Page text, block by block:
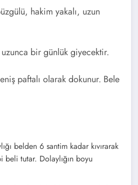
hakim yakalı, uzun
uzunca bir günlük giyecektir.
paftalı olarak dokunur. Bele
belden 6 santim kadar kıvırarak
beli tutar. Dolaylığın boyu
Canlı
Mobe
se
raları
İzle
Mobese
Rize
Dağbaşın'da
İle Canlı
Olarak